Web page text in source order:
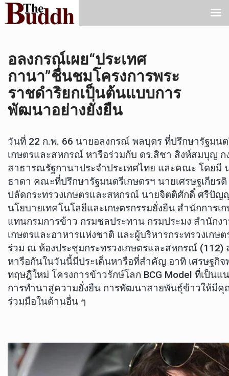
อลงกรณ์เผย“ประเทศ
กานา”ชื่นชมโครงการพระ
ราชดำริยกเป็นต้นแบบการ
พัฒนาอย่างยั่งยืน
วันที่ 22 ก.พ. 66 นายอลงกรณ์ พลบุตร ที่ปรึกษารัฐมนต
เกษตรและสหกรณ์ หารือร่วมกับ ดร.สิชา สิงห์สมบุญ
สาธารณรัฐกานาประจำประเทศไทย และคณะ โดยมี
ธาดา คณะที่ปรึกษารัฐมนตรีเกษตรฯ นายเศรษฐเกียรติ
ปลัดกระทรวงเกษตรและสหกรณ์ นายจิตติศักดิ์ ศรีปัญ
นโยบายเทคโนโลยีและเกษตรกรรมยั่งยืน สำนักการเ
แทนกรมการข้าว กรมชลประทาน กรมประมง สำนักง
เกษตรและอาหารแห่งชาติ และผู้บริหารกระทรวงเกษ
ร่วม ณ ห้องประชุมกระทรวงเกษตรและสหกรณ์ (112)
หารือกันในวันนี้มีประเด็นหารือที่สำคัญ อาทิ เศรษฐกิจ
ทฤษฎีใหม่ โครงการข้าวรักษ์โลก BCG Model ที่เป็นแ
การทำนาสู่ความยั่งยืน การพัฒนาสายพันธุ์ข้าวให้มีคุ
ร่วมมือในด้านอื่น ๆ